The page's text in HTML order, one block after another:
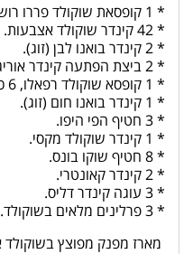
* 1 קופסאת שוקולד פררו רושר זהב, 6 כדורי פררו רושר.
* 42 קינדר שוקולד אצבעות.
* 2 קינדר בואנו לבן (זוג).
* 2 ביצת הפתעה קינדר אוריגינל.
* 1 קופסא שוקולד רפאלו, 6 כדורי שוקולד רפאלו.
* 1 קינדר בואנו חום (זוג).
* 3 חטיף הפי היפו.
* 1 קינדר שוקולד מקסי.
* 8 חטיף שוקו בונס.
* 2 קינדר קאונטרי.
* 3 עוגה קינדר דליס.
* 3 פרלינים מלאים בשוקולד.
מארז מפנק מפוצץ